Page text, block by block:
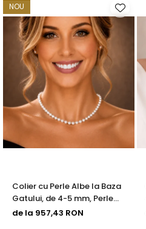
NOU
Colier cu Perle Albe la Baza
Gatului, de 4-5 mm, Perle
Rare, Calitate AAA+, Aur 14K
de la 957,43 RON